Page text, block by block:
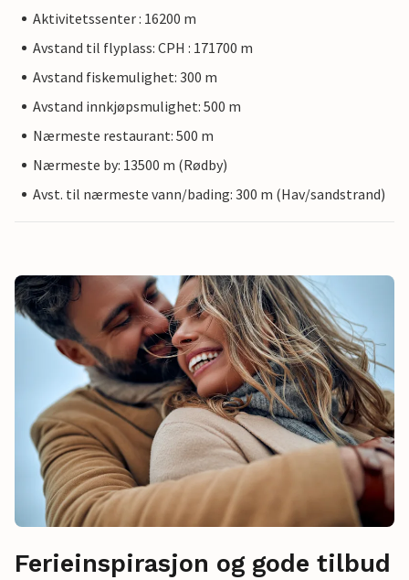
Aktivitetssenter : 16200 m
Avstand til flyplass: CPH : 171700 m
Avstand fiskemulighet: 300 m
Avstand innkjøpsmulighet: 500 m
Nærmeste restaurant: 500 m
Nærmeste by: 13500 m (Rødby)
Avst. til nærmeste vann/bading: 300 m (Hav/sandstrand)
Ferieinspirasjon og gode tilbud